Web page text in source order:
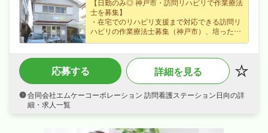
【日勤のみ◎ 神戸市・訪問リハビリで作業療法
士を募集】
・在宅でのリハビリ支援まで対応できる訪問リ
ハビリの作業療法士募集（神戸市）、培った経
験が活きる職場です！
与あり・資格手当など各種手当・昇給ありなど
好待遇で、安定した収入を目指せます！
・週休2日制・日曜・祝日休み、年末年始休暇
を切り替えて長く続けられる環境です！
職場です！
応募する 詳細を見る
合同会社エムケーコーポレーション 訪問看護ステーション日向の詳
細・求人一覧